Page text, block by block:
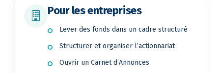
Pour les entreprises
Lever des fonds dans un cadre structuré
Structurer et organiser l’actionnariat
Ouvrir un Carnet d’Annonces